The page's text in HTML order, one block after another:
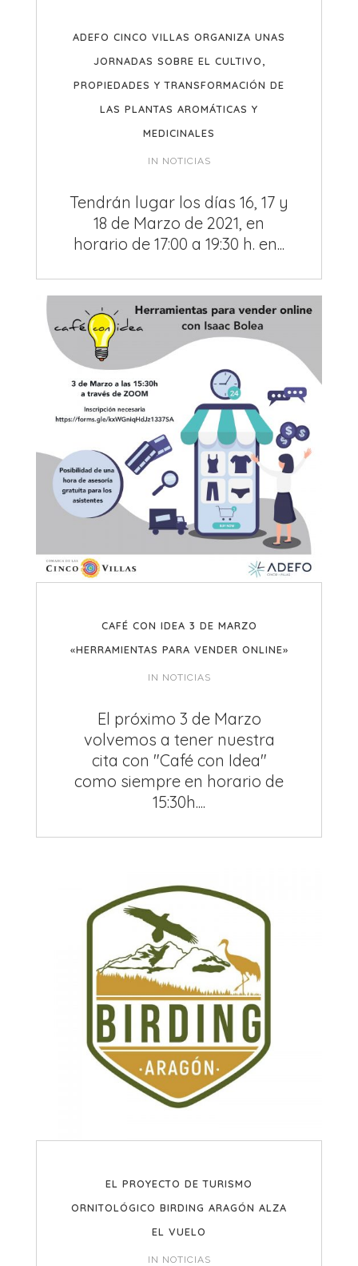
ADEFO CINCO VILLAS ORGANIZA UNAS
JORNADAS SOBRE EL CULTIVO,
PROPIEDADES Y TRANSFORMACIÓN DE
LAS PLANTAS AROMÁTICAS Y
MEDICINALES
IN NOTICIAS
Tendrán lugar los días 16, 17 y
18 de Marzo de 2021, en
horario de 17:00 a 19:30 h. en...
CAFÉ CON IDEA 3 DE MARZO
«HERRAMIENTAS PARA VENDER ONLINE»
IN NOTICIAS
El próximo 3 de Marzo
volvemos a tener nuestra
cita con "Café con Idea"
como siempre en horario de
15:30h....
EL PROYECTO DE TURISMO
ORNITOLÓGICO BIRDING ARAGÓN ALZA
EL VUELO
IN NOTICIAS